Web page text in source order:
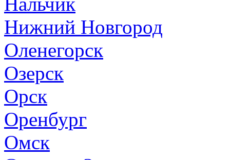
Нижний Новгород
Оленегорск
Озерск
Орск
Оренбург
Омск